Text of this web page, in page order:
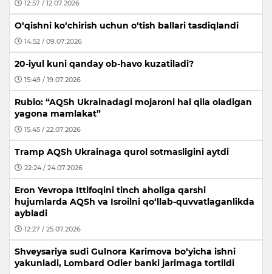
12:57 / 12.07.2026
O‘qishni ko‘chirish uchun o‘tish ballari tasdiqlandi
14:52 / 09.07.2026
20-iyul kuni qanday ob-havo kuzatiladi?
15:49 / 19.07.2026
Rubio: “AQSh Ukrainadagi mojaroni hal qila oladigan
yagona mamlakat”
15:45 / 22.07.2026
Tramp AQSh Ukrainaga qurol sotmasligini aytdi
22:24 / 24.07.2026
Eron Yevropa Ittifoqini tinch aholiga qarshi
hujumlarda AQSh va Isroilni qo‘llab-quvvatlaganlikda
aybladi
12:27 / 25.07.2026
Shveysariya sudi Gulnora Karimova bo‘yicha ishni
yakunladi, Lombard Odier banki jarimaga tortildi